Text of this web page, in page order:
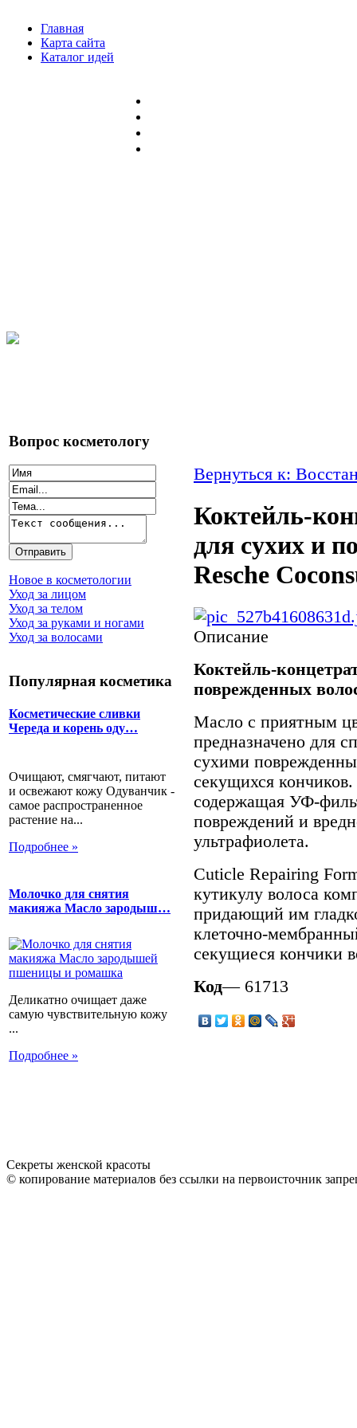
Главная
Карта сайта
Каталог идей
Вопрос косметологу
Новое в косметологии
Уход за лицом
Уход за телом
Уход за руками и ногами
Уход за волосами
Популярная косметика
Косметические сливки
Череда и корень оду…
Очищают, смягчают, питают
и освежают кожу Одуванчик -
самое распространенное
растение на...
Подробнее »
Молочко для снятия
макияжа Масло зародыш…
Деликатно очищает даже
самую чувствительную кожу
...
Подробнее »
Вернуться к:
Коктейль-
для сухих и
Resche
Описание
Коктейль-
поврежденных
Масло с приятным
предназначено для
сухими
секущихся
содержащая УФ-
повреждений и
ультрафиолета.
Cuticle Repairing
кутикулу волоса
придающий им
клеточно-
секущиеся кончики
Код— 61713
Секреты женской красоты
© копирование материалов без ссылки на первоисточник